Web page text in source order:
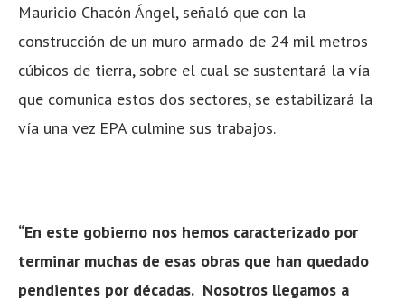
Mauricio Chacón Ángel, señaló que con la
construcción de un muro armado de 24 mil metros
cúbicos de tierra, sobre el cual se sustentará la vía
que comunica estos dos sectores, se estabilizará la
vía una vez EPA culmine sus trabajos.
“En este gobierno nos hemos caracterizado por
terminar muchas de esas obras que han quedado
pendientes por décadas. Nosotros llegamos a